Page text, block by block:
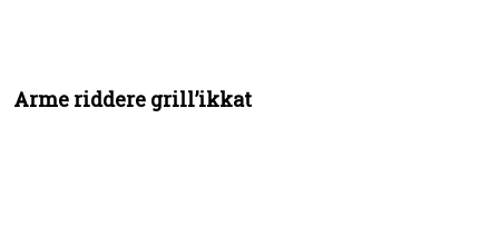
Arme riddere grill’ikkat